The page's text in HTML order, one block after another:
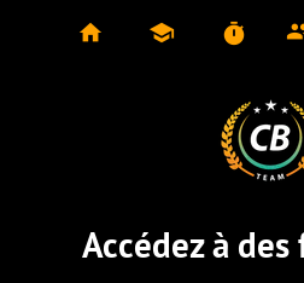
school
home timer
Accédez à